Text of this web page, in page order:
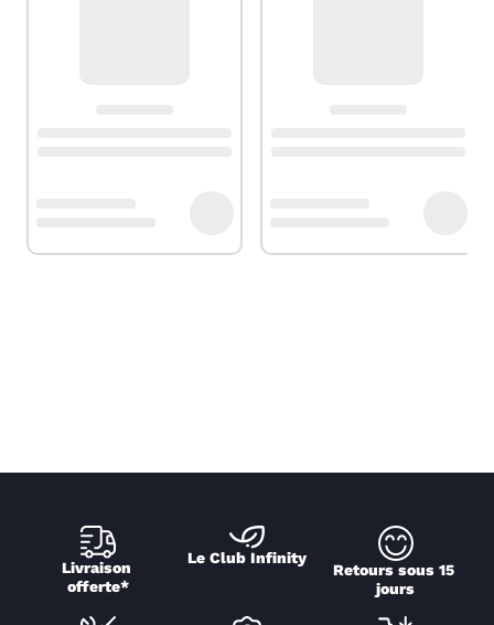
Livraison
offerte*
Le Club Infinity
Retours sous 15
jours